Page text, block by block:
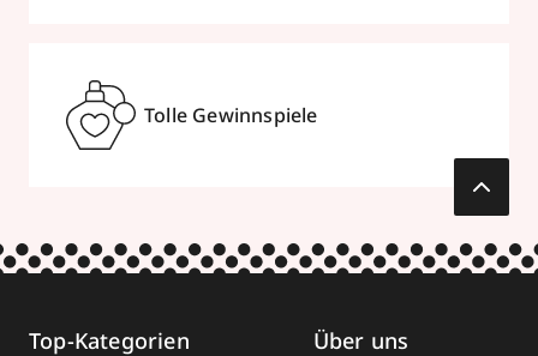
Tolle Gewinnspiele
Top-Kategorien Über uns